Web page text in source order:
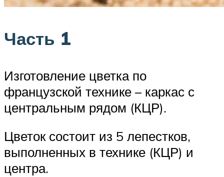
Часть 1
Изготовление цветка по
французской технике – каркас с
центральным рядом (КЦР).
Цветок состоит из 5 лепестков,
выполненных в технике (КЦР) и
центра.